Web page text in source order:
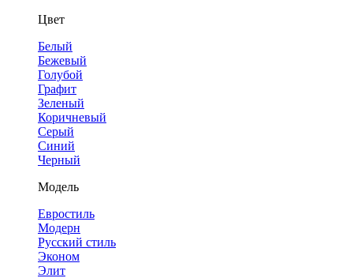
Цвет
Белый
Бежевый
Голубой
Графит
Зеленый
Коричневый
Серый
Синий
Черный
Модель
Евростиль
Модерн
Русский стиль
Эконом
Элит